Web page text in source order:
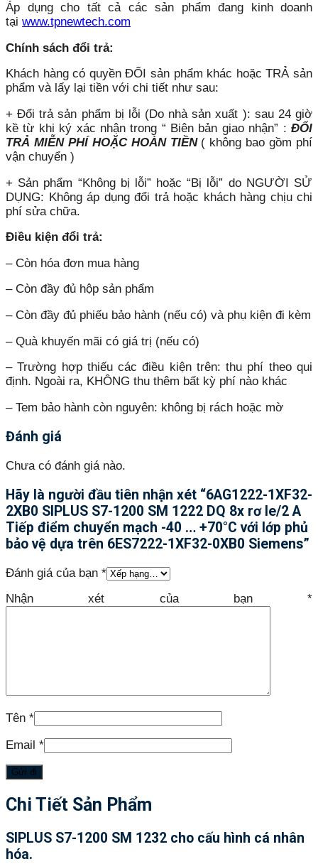
Áp dụng cho tất cả các sản phẩm đang kinh doanh
tại www.tpnewtech.com
Chính sách đổi trả:
Khách hàng có quyền ĐỔI sản phẩm khác hoặc TRẢ sản
phẩm và lấy lại tiền với chi tiết như sau:
+ Đổi trả sản phẩm bị lỗi (Do nhà sản xuất ): sau 24 giờ
kề từ khi ký xác nhận trong “ Biên bản giao nhận” : ĐỔI
TRẢ MIỄN PHÍ HOẶC HOÀN TIỀN( không bao gồm phí
vận chuyển )
+ Sản phẩm “Không bị lỗi” hoặc “Bị lỗi” do NGƯỜI SỬ
DỤNG: Không áp dụng đổi trả hoặc khách hàng chịu chi
phí sửa chữa.
Điều kiện đổi trả:
– Còn hóa đơn mua hàng
– Còn đầy đủ hộp sản phẩm
– Còn đầy đủ phiếu bảo hành (nếu có) và phụ kiện đi kèm
– Quà khuyến mãi có giá trị (nếu có)
– Trường hợp thiếu các điều kiện trên: thu phí theo qui
định. Ngoài ra, KHÔNG thu thêm bất kỳ phí nào khác
– Tem bảo hành còn nguyên: không bị rách hoặc mờ
Đánh giá
Chưa có đánh giá nào.
Hãy là người đầu tiên nhận xét “6AG1222-1XF32-
2XB0 SIPLUS S7-1200 SM 1222 DQ 8x rơ le/2 A
Tiếp điểm chuyển mạch -40 … +70°C với lớp phủ
bảo vệ dựa trên 6ES7222-1XF32-0XB0 Siemens”
Đánh giá của bạn *
Nhận xét của bạn *
Tên *
Email *
Chi Tiết Sản Phẩm
SIPLUS S7-1200 SM 1232 cho cấu hình cá nhân
hóa.